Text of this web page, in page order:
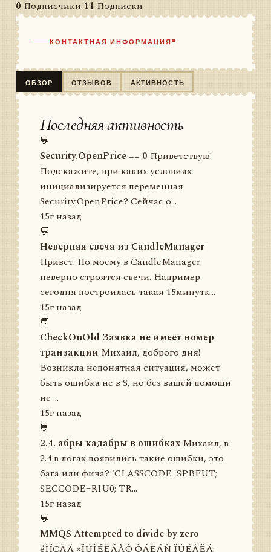
0 Подписчики 11 Подписки
КОНТАКТНАЯ ИНФОРМАЦИЯ
ОБЗОР ОТЗЫВОВ АКТИВНОСТЬ
Последняя активность
💬
Security.OpenPrice == 0 Приветствую!
Подскажите, при каких условиях
инициализируется переменная
Security.OpenPrice? Сейчас о...
15г назад
💬
Неверная свеча из CandleManager
Привет! По моему в CandleManager
неверно строятся свечи. Например
сегодня построилась такая 15минутк...
15г назад
💬
CheckOnOld Заявка не имеет номер
транзакции Михаил, доброго дня!
Возникла непонятная ситуация, может
быть ошибка не в S, но без вашей помощи
не ...
15г назад
💬
2.4. абры кадабры в ошибках Михаил, в
2.4 в логах появились такие ошибки, это
бага или фича? 'CLASSCODE=SPBFUT;
SECCODE=RIU0; TR...
15г назад
💬
MMQS Attempted to divide by zero
éÎÏÇÄÁ ×ÏÚÎÉËÁÅÔ ÔÁËÁÑ ÏÛÉÂËÁ: